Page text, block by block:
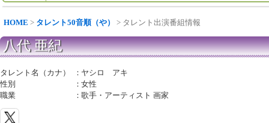
HOME > タレント50音順（や） > タレント出演番組情報
八代 亜紀
タレント名（カナ） ： ヤシロ アキ
性別
：女性
職業
：歌手・アーティスト 画家